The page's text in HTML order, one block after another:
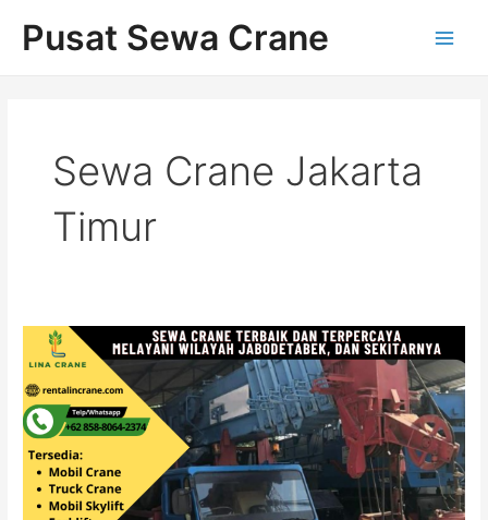
Pusat Sewa Crane
Sewa Crane Jakarta
Timur
Rental
Crane
Terbaik
di
Jakarta
Timur
Hubungi
085880642374